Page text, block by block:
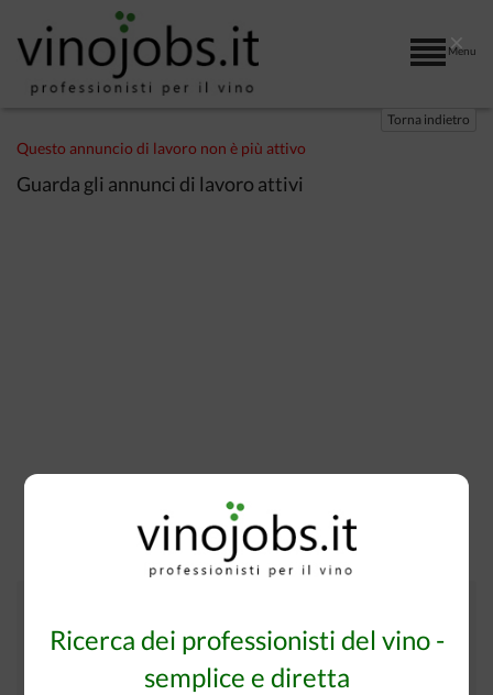
Menu
Torna indietro
Questo annuncio di lavoro non è più attivo
Guarda gli annunci di lavoro attivi
Cerco lavoro nel settore del vino
Ricerca dei professionisti del vino -
semplice e diretta
×